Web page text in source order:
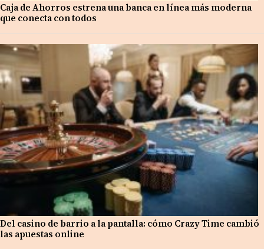
Caja de Ahorros estrena una banca en línea más moderna
que conecta con todos
Del casino de barrio a la pantalla: cómo Crazy Time cambió
las apuestas online